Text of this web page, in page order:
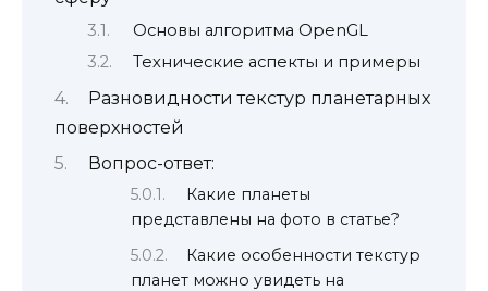
Основы алгоритма OpenGL
Технические аспекты и примеры
Разновидности текстур планетарных
поверхностей
Вопрос-ответ:
Какие планеты
представлены на фото в статье?
Какие особенности текстур
планет можно увидеть на